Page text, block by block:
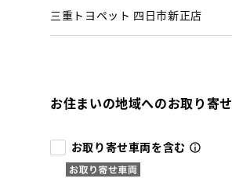
三重トヨペット 四日市新正店
お住まいの地域へのお取り寄せ
お取り寄せ車両を含む